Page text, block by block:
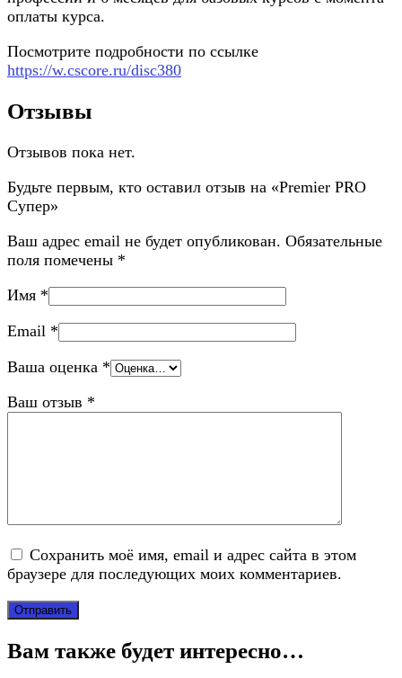
оплаты курса.
Посмотрите подробности по ссылке
https://w.cscore.ru/disc380
Отзывы
Отзывов пока нет.
Будьте первым, кто оставил отзыв на «Premier PRO
Супер»
Ваш адрес email не будет опубликован. Обязательные
поля помечены *
Имя *
Email *
Ваша оценка *
Ваш отзыв *
Сохранить моё имя, email и адрес сайта в этом
браузере для последующих моих комментариев.
Вам также будет интересно…